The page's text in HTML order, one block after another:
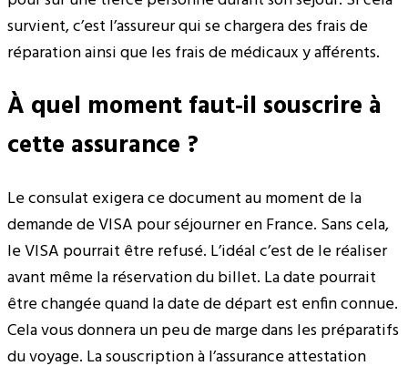
survient, c’est l’assureur qui se chargera des frais de
réparation ainsi que les frais de médicaux y afférents.
À quel moment faut-il souscrire à
cette assurance ?
Le consulat exigera ce document au moment de la
demande de VISA pour séjourner en France. Sans cela,
le VISA pourrait être refusé. L’idéal c’est de le réaliser
avant même la réservation du billet. La date pourrait
être changée quand la date de départ est enfin connue.
Cela vous donnera un peu de marge dans les préparatifs
du voyage. La souscription à l’assurance attestation